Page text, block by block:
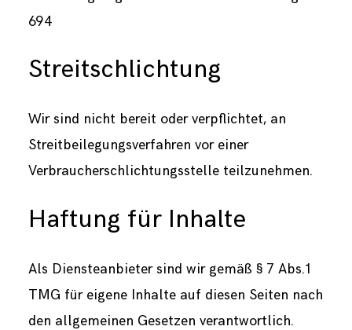
694
Streitschlichtung
Wir sind nicht bereit oder verpflichtet, an
Streitbeilegungsverfahren vor einer
Verbraucherschlichtungsstelle teilzunehmen.
Haftung für Inhalte
Als Diensteanbieter sind wir gemäß § 7 Abs.1
TMG für eigene Inhalte auf diesen Seiten nach
den allgemeinen Gesetzen verantwortlich.